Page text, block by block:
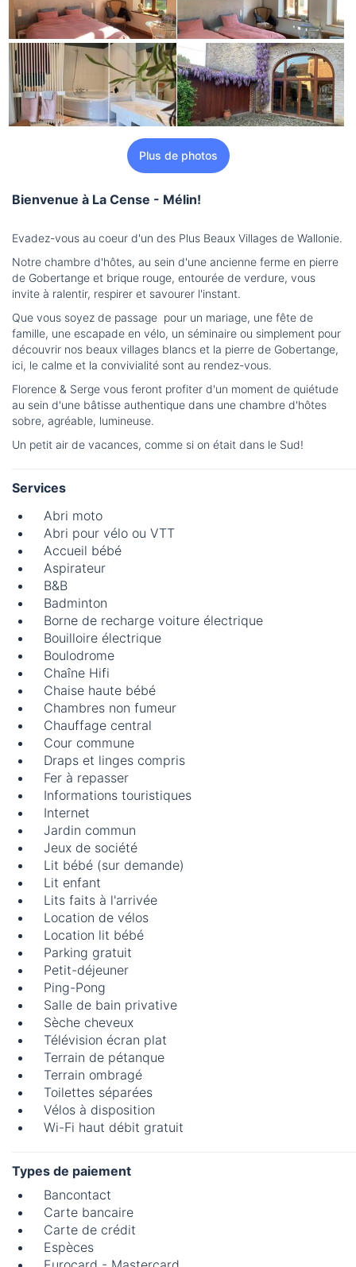
Plus de photos
Bienvenue à La Cense - Mélin!
Evadez-vous au coeur d'un des Plus Beaux Villages de Wallonie.
Notre chambre d'hôtes, au sein d'une ancienne ferme en pierre
de Gobertange et brique rouge, entourée de verdure, vous
invite à ralentir, respirer et savourer l'instant.
Que vous soyez de passage pour un mariage, une fête de
famille, une escapade en vélo, un séminaire ou simplement pour
découvrir nos beaux villages blancs et la pierre de Gobertange,
ici, le calme et la convivialité sont au rendez-vous.
Florence & Serge vous feront profiter d'un moment de quiétude
au sein d'une bâtisse authentique dans une chambre d'hôtes
sobre, agréable, lumineuse.
Un petit air de vacances, comme si on était dans le Sud!
Services
Abri moto
Abri pour vélo ou VTT
Accueil bébé
Aspirateur
B&B
Badminton
Borne de recharge voiture électrique
Bouilloire électrique
Boulodrome
Chaîne Hifi
Chaise haute bébé
Chambres non fumeur
Chauffage central
Cour commune
Draps et linges compris
Fer à repasser
Informations touristiques
Internet
Jardin commun
Jeux de société
Lit bébé (sur demande)
Lit enfant
Lits faits à l'arrivée
Location de vélos
Location lit bébé
Parking gratuit
Petit-déjeuner
Ping-Pong
Salle de bain privative
Sèche cheveux
Télévision écran plat
Terrain de pétanque
Terrain ombragé
Toilettes séparées
Vélos à disposition
Wi-Fi haut débit gratuit
Types de paiement
Bancontact
Carte bancaire
Carte de crédit
Espèces